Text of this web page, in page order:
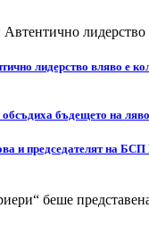
лидерство вляво е
бъдещето на
и председателят на